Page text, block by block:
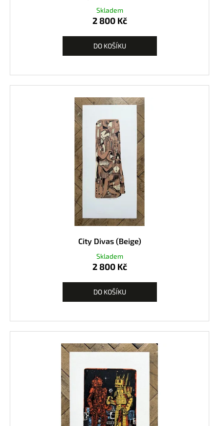
Skladem
2 800 Kč
DO KOŠÍKU
City Divas (Beige)
Skladem
2 800 Kč
DO KOŠÍKU